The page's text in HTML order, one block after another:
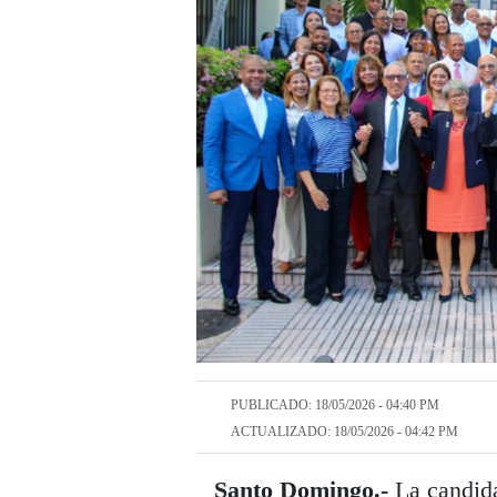
PUBLICADO: 18/05/2026 - 04:40 PM
ACTUALIZADO: 18/05/2026 - 04:42 PM
Santo Domingo.- La